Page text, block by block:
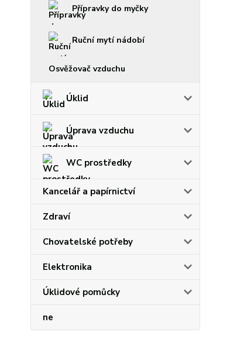
Přípravky do myčky
Ruční mytí nádobí
Osvěžovač vzduchu
Úklid
Úprava vzduchu
WC prostředky
Kancelář a papírnictví
Zdraví
Chovatelské potřeby
Elektronika
Úklidové pomůcky
ne